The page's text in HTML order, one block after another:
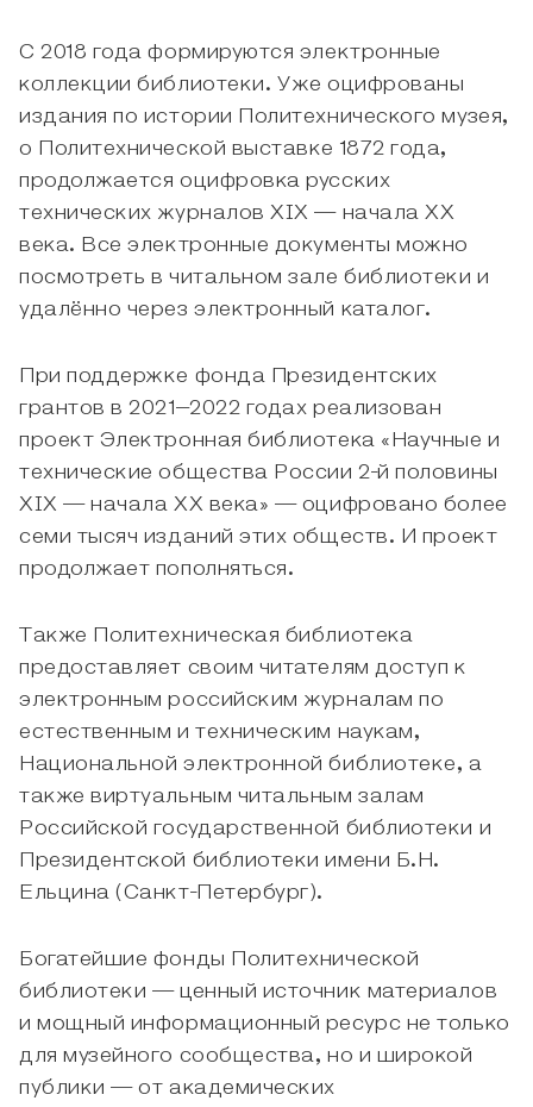
С 2018 года формируются электронные
коллекции библиотеки. Уже оцифрованы
издания по истории Политехнического музея,
о Политехнической выставке 1872 года,
продолжается оцифровка русских
технических журналов XIX — начала XX
века. Все электронные документы можно
посмотреть в читальном зале библиотеки и
удалённо через электронный каталог.
При поддержке фонда Президентских
грантов в 2021–2022 годах реализован
проект Электронная библиотека «Научные и
технические общества России 2-й половины
XIX — начала XX века» — оцифровано более
семи тысяч изданий этих обществ. И проект
продолжает пополняться.
Также Политехническая библиотека
предоставляет своим читателям доступ к
электронным российским журналам по
естественным и техническим наукам,
Национальной электронной библиотеке, а
также виртуальным читальным залам
Российской государственной библиотеки и
Президентской библиотеки имени Б.Н.
Ельцина (Санкт-Петербург).
Богатейшие фонды Политехнической
библиотеки — ценный источник материалов
и мощный информационный ресурс не только
для музейного сообщества, но и широкой
публики — от академических